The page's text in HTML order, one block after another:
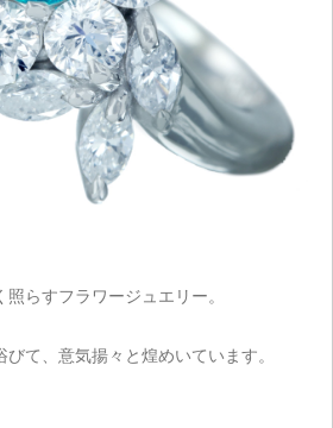
照らすフラワージュエリー。
て、意気揚々と煌めいています。